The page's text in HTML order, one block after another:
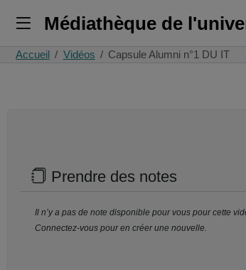
Médiathèque de
Accueil Vidéos Capsule Alumni n°1 DU IT
Prendre des notes
Il n’y a pas de note disponible pour vous pour cette
Connectez-vous pour en créer une nouvelle.